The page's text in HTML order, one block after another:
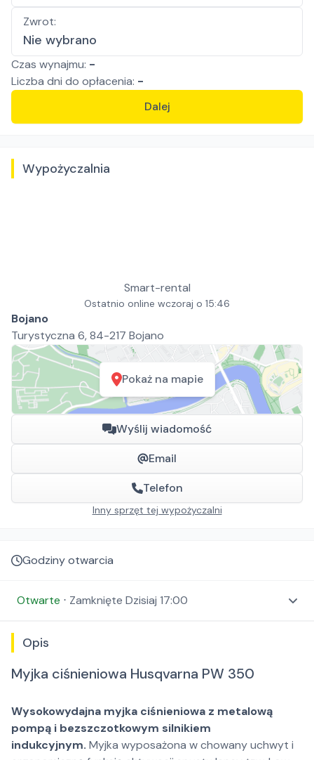
Zwrot:
Nie wybrano
Czas wynajmu: -
Liczba dni do opłacenia: -
Dalej
Wypożyczalnia
Smart-rental
Ostatnio online wczoraj o 15:46
Bojano
Turystyczna 6, 84-217 Bojano
Pokaż na mapie
Wyślij wiadomość
Email
Telefon
Inny sprzęt tej wypożyczalni
Godziny otwarcia
Otwarte ⋅ Zamknięte Dzisiaj 17:00
Opis
Myjka ciśnieniowa Husqvarna PW 350
Wysokowydajna myjka ciśnieniowa z metalową
pompą i bezszczotkowym silnikiem
indukcyjnym. Myjka wyposażona w chowany uchwyt i